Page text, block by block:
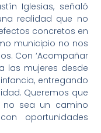
Iglesias, señaló
realidad que no
concretos en
municipio no nos
Con ‘Acompañar
las mujeres desde
entregando
Queremos que
no sea un camino
oportunidades